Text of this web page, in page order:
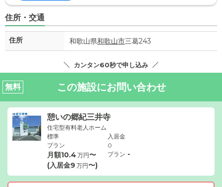
住所・交通
住所 和歌山県和歌山市三葛243
カンタン60秒で申し込み
無料 この施設にお問い合わせ
憩いの郷紀三井寺
住宅型有料老人ホーム
標準
プラン
月額10.4 万円〜
(入居金9 万円〜)
入居金
0
プラン -